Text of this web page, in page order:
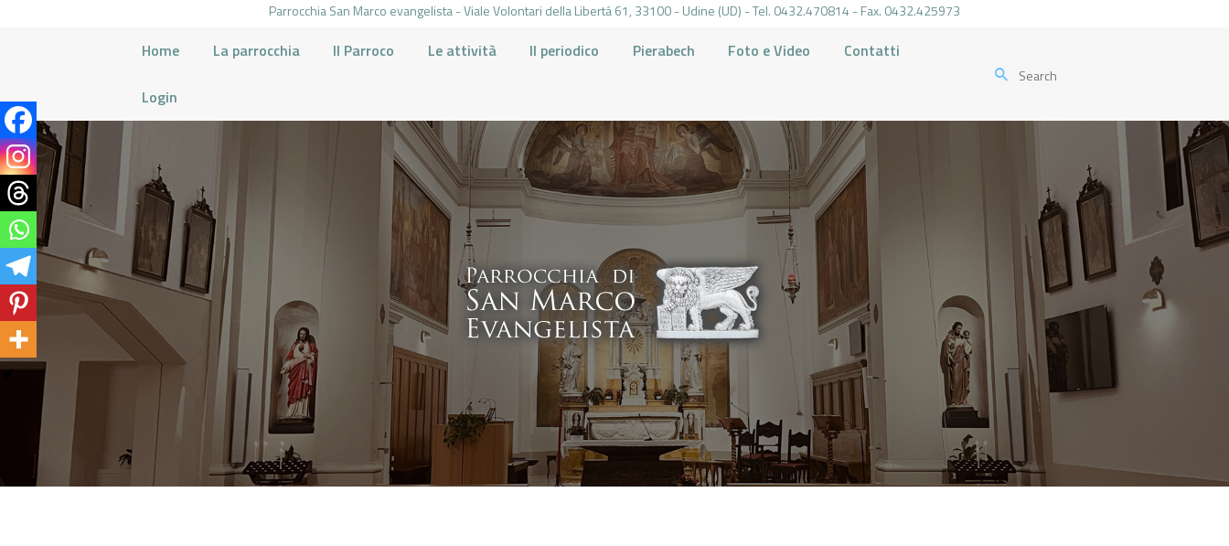
Parrocchia San Marco evangelista - Viale Volontari della Libertá 61, 33100 - Udine (UD) - Tel. 0432.470814 - Fax. 0432.425973
Home La parrocchia Il Parroco Le attività Il periodico Pierabech Foto e Video Contatti
Login
HOME
LA PARROCCHIA
IL PARROCO
LE ATTIVITÀ
IL PERIODICO
PIERABECH
FOTO E VIDEO
CONTATTI